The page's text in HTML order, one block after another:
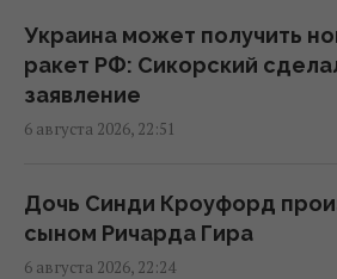
ученые рассказали, что
телескоп
20:58 четверг, 06 августа 2026
несколько лет она начала
больше CO₂
20:52 четверг, 06 августа 2026
Украина может получить
ракет РФ: Сикорский
заявление
6 августа 2026, 22:51
Дочь Синди Кроуфорд
сыном Ричарда Гира
6 августа 2026, 22:24